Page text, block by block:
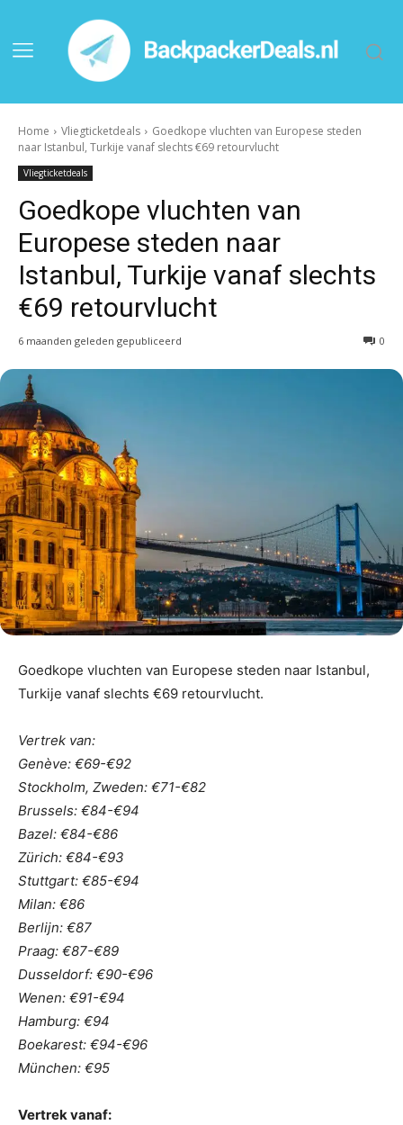
Home Vliegticketdeals
Goedkope vluchten van Europese steden
naar Istanbul, Turkije vanaf slechts €69 retourvlucht
Vliegticketdeals
Goedkope vluchten van
Europese steden naar
Istanbul, Turkije vanaf slechts
€69 retourvlucht
6 maanden geleden gepubliceerd 0
Goedkope vluchten van Europese steden naar Istanbul,
Turkije vanaf slechts €69 retourvlucht.
Vertrek van:
Genève: €69-€92
Stockholm, Zweden: €71-€82
Brussels: €84-€94
Bazel: €84-€86
Zürich: €84-€93
Stuttgart: €85-€94
Milan: €86
Berlijn: €87
Praag: €87-€89
Dusseldorf: €90-€96
Wenen: €91-€94
Hamburg: €94
Boekarest: €94-€96
München: €95
Vertrek vanaf: